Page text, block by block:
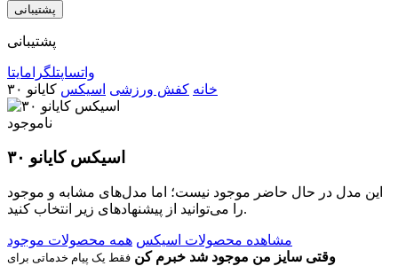
پشتیبانی
پشتیبانی
واتساپتلگرامایتا
خانه کفش ورزشی اسیکس کایانو ۳۰
ناموجود
اسیکس کایانو ۳۰
این مدل در حال حاضر موجود نیست؛ اما مدل‌های مشابه و موجود
را می‌توانید از پیشنهادهای زیر انتخاب کنید.
مشاهده محصولات اسیکس همه محصولات موجود
وقتی سایز من موجود شد خبرم کن فقط یک پیام خدماتی برای